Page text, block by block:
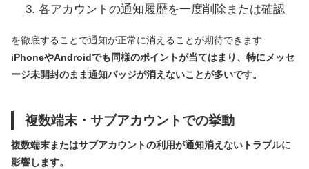
各アカウントの通知履歴を一度削除または確認
を徹底することで通知が正常に消えることが期待できます.
iPhoneやAndroidでも同様のポイントが当てはまり、特にメッセ
ージ未開封のまま通知バッジが消えないことが多いです。
複数端末・サブアカウントでの挙動
複数端末またはサブアカウントの利用が通知消えないトラブルに
影響します。